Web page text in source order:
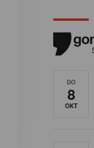
DO
8
OKT